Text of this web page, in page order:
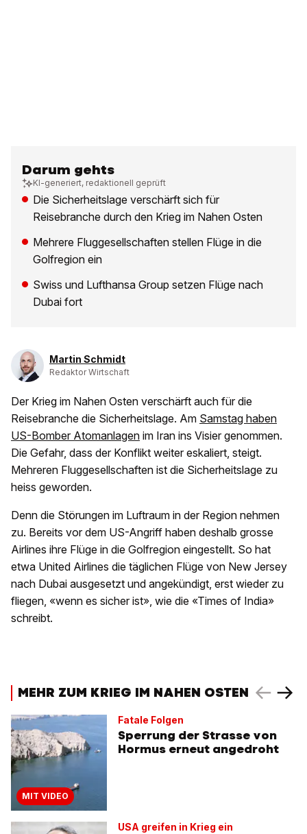
Darum gehts
KI-generiert, redaktionell geprüft
Die Sicherheitslage verschärft sich für
Reisebranche durch den Krieg im Nahen Osten
Mehrere Fluggesellschaften stellen Flüge in die
Golfregion ein
Swiss und Lufthansa Group setzen Flüge nach
Dubai fort
Martin Schmidt
Redaktor Wirtschaft
Der Krieg im Nahen Osten verschärft auch für die
Reisebranche die Sicherheitslage. Am Samstag haben
US-Bomber Atomanlagen im Iran ins Visier genommen.
Die Gefahr, dass der Konflikt weiter eskaliert, steigt.
Mehreren Fluggesellschaften ist die Sicherheitslage zu
heiss geworden.
Denn die Störungen im Luftraum in der Region nehmen
zu. Bereits vor dem US-Angriff haben deshalb grosse
Airlines ihre Flüge in die Golfregion eingestellt. So hat
etwa United Airlines die täglichen Flüge von New Jersey
nach Dubai ausgesetzt und angekündigt, erst wieder zu
fliegen, «wenn es sicher ist», wie die «Times of India»
schreibt.
MEHR ZUM KRIEG IM NAHEN OSTEN
MIT VIDEO
Fatale Folgen
Sperrung der Strasse von
Hormus erneut angedroht
USA greifen in Krieg ein